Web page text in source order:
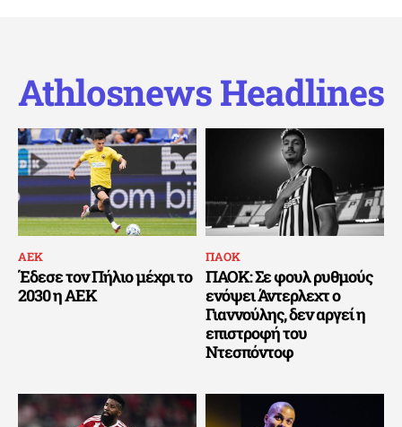
Athlosnews Headlines
ΑΕΚ
Έδεσε τον Πήλιο μέχρι το
2030 η ΑΕΚ
ΠΑΟΚ
ΠΑΟΚ: Σε φουλ ρυθμούς
ενόψει Άντερλεχτ ο
Γιαννούλης, δεν αργεί η
επιστροφή του
Ντεσπόντοφ